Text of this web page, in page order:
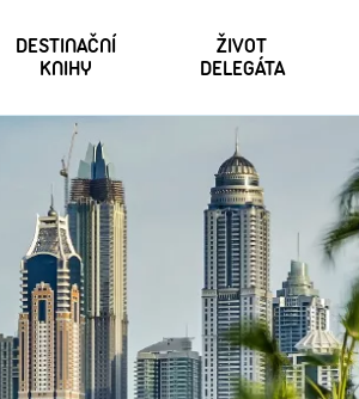
DESTINAČNÍ
KNIHY
ŽIVOT
DELEGÁTA